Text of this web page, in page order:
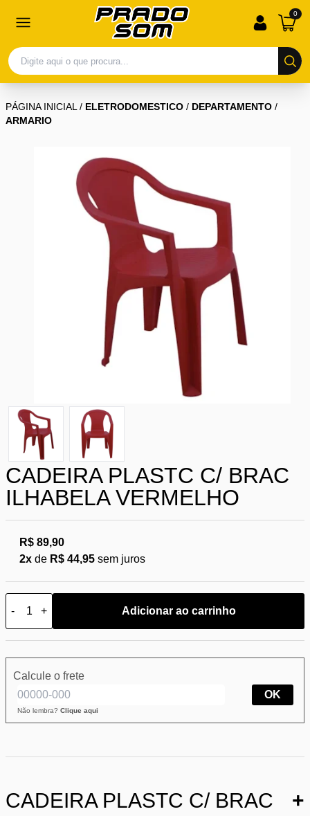
0
PÁGINA INICIAL/ ELETRODOMESTICO / DEPARTAMENTO /
ARMARIO
CADEIRA PLASTC C/ BRAC
ILHABELA VERMELHO
R$ 89,90
2x de R$ 44,95 sem juros
- + Adicionar ao carrinho
Calcule o frete
Não lembra? Clique aqui
OK
CADEIRA PLASTC C/ BRAC
+